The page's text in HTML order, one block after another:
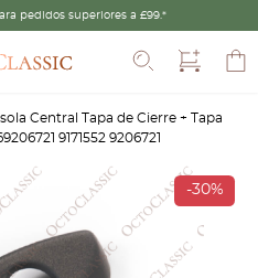
pedidos superiores a £99.*
Central Tapa de Cierre + Tapa
9171552 9206721
-30%